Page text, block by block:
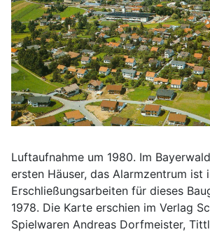
Luftaufnahme um 1980. Im
ersten Häuser, das Alarmzentrum ist
Erschließungsarbeiten für dieses
1978. Die Karte erschien im Verlag
Spielwaren Andreas Dorfmeister,